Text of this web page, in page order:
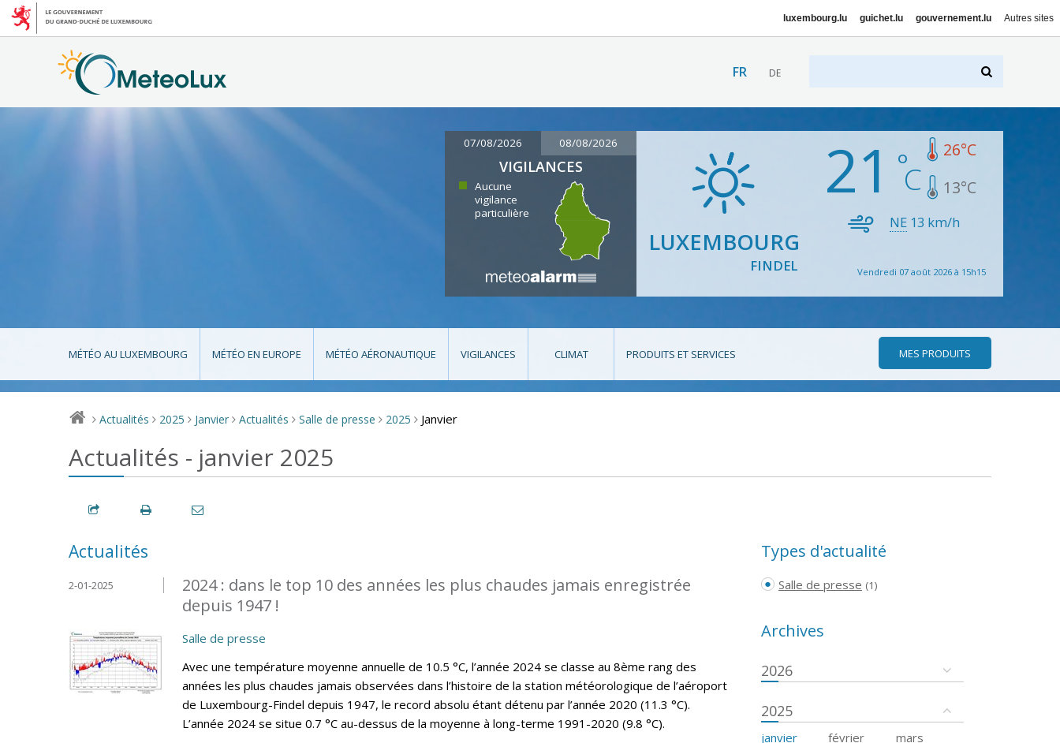
luxembourg.lu guichet.lu gouvernement.lu Autres sites
FR DE
07/08/2026 08/08/2026
VIGILANCES
Aucune
vigilance
particulière
LUXEMBOURG
FINDEL
21 26°C
13°C
NE 13 km/h
Vendredi 07 août 2026 à 15h15
MÉTÉO AU LUXEMBOURG MÉTÉO EN EUROPE MÉTÉO AÉRONAUTIQUE VIGILANCES CLIMAT PRODUITS ET SERVICES MES PRODUITS
> Actualités > 2025 > Janvier > Actualités > Salle de presse > 2025 > Janvier
Actualités - janvier 2025
Actualités
2024 : dans le top 10 des années les plus chaudes jamais enregistrée
depuis 1947 !
2-01-2025
Salle de presse
Avec une température moyenne annuelle de 10.5 °C, l’année 2024 se classe au 8ème rang des
années les plus chaudes jamais observées dans l’histoire de la station météorologique de l’aéroport
de Luxembourg-Findel depuis 1947, le record absolu étant détenu par l’année 2020 (11.3 °C).
L’année 2024 se situe 0.7 °C au-dessus de la moyenne à long-terme 1991-2020 (9.8 °C).
Types d'actualité
Salle de presse (1)
Archives
2026
2025
janvier février
mars